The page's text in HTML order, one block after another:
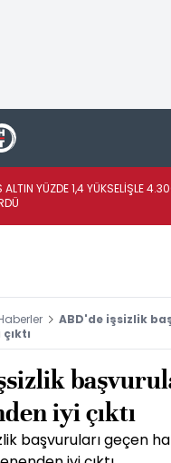
ALTIN YÜZDE 1,4 YÜKSELİŞLE
ABD'de işsizlik
iyi çıktı
başvuruları geçen